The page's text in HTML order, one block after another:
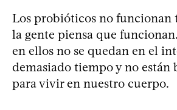
Los probióticos no funcionan
la gente piensa que
en ellos no se quedan en el
demasiado tiempo y no están
para vivir en nuestro cuerpo.